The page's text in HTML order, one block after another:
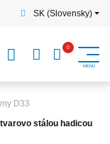
SK (Slovensky)
D33
stálou hadicou